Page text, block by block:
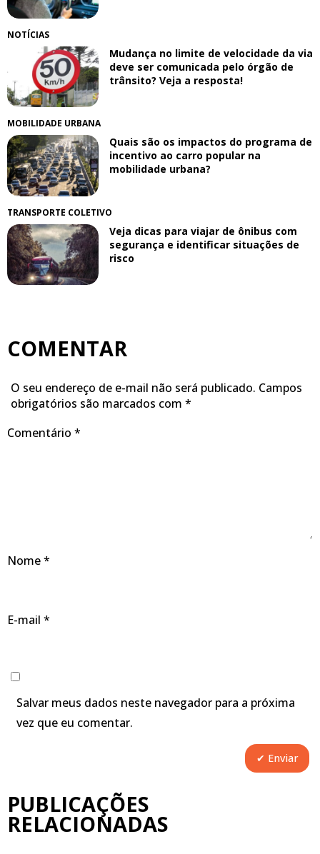
NOTÍCIAS
Mudança no limite de velocidade da via
deve ser comunicada pelo órgão de
trânsito? Veja a resposta!
MOBILIDADE URBANA
Quais são os impactos do programa de
incentivo ao carro popular na
mobilidade urbana?
TRANSPORTE COLETIVO
Veja dicas para viajar de ônibus com
segurança e identificar situações de
risco
COMENTAR
O seu endereço de e-mail não será publicado. Campos
obrigatórios são marcados com *
Comentário *
Nome*
E-mail *
Salvar meus dados neste navegador para a próxima
vez que eu comentar.
PUBLICAÇÕES
RELACIONADAS